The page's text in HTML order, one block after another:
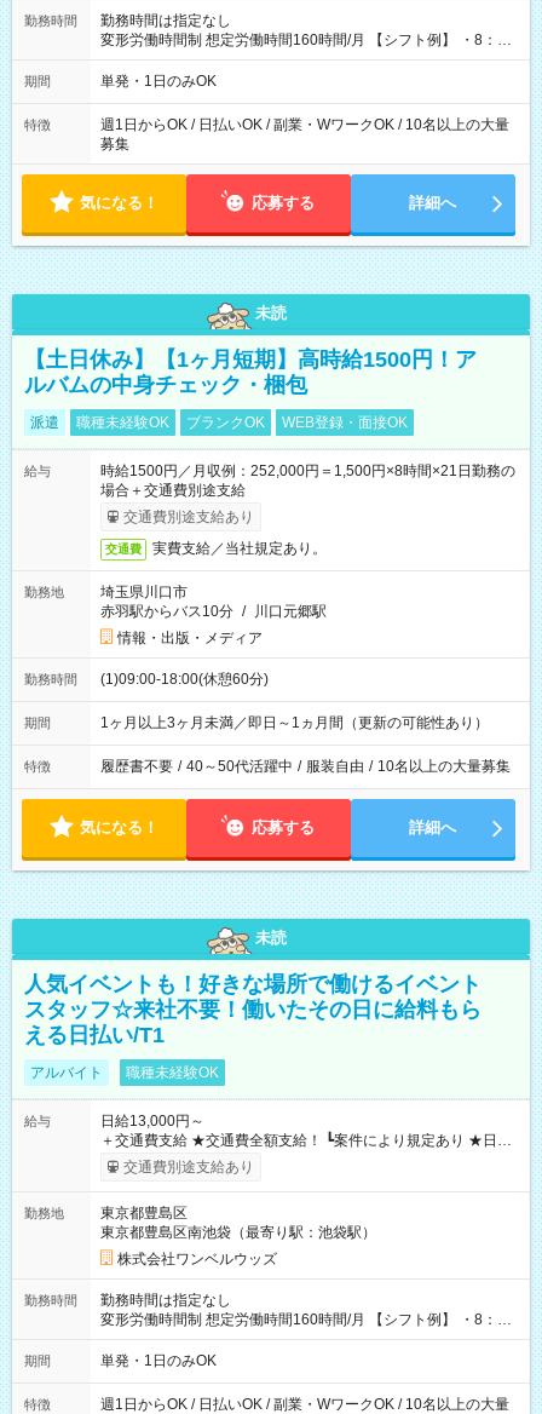
勤務時間
勤務時間は指定なし
変形労働時間制 想定労働時間160時間/月 【シフト例】 ・8：00
～21：00
期間 単発・1日のみOK
特徴
週1日からOK / 日払いOK / 副業・WワークOK / 10名以上の大量
募集
気になる！ 応募する 詳細へ
未読
【土日休み】【1ヶ月短期】高時給1500円！ア
ルバムの中身チェック・梱包
派遣 職種未経験OK ブランクOK WEB登録・面接OK
給与
時給1500円／月収例：252,000円＝1,500円×8時間×21日勤務の
場合＋交通費別途支給
交通費別途支給あり
交通費 実費支給／当社規定あり。
勤務地
埼玉県川口市
赤羽駅からバス10分 / 川口元郷駅
情報・出版・メディア
勤務時間 (1)09:00-18:00(休憩60分)
期間 1ヶ月以上3ヶ月未満／即日～1ヵ月間（更新の可能性あり）
特徴 履歴書不要 / 40～50代活躍中 / 服装自由 / 10名以上の大量募集
気になる！ 応募する 詳細へ
未読
人気イベントも！好きな場所で働けるイベント
スタッフ☆来社不要！働いたその日に給料もら
える日払い/T1
アルバイト 職種未経験OK
給与
日給13,000円～
＋交通費支給 ★交通費全額支給！ ┗案件により規定あり ★日払
いOK！（規定あり） ┗働いたその日に現金GET♪ お仕事後はコ
ンビニATMから 日払い分を引き落とせます！ 【試用期間】試
交通費別途支給あり
勤務地
東京都豊島区
東京都豊島区南池袋（最寄り駅：池袋駅）
株式会社ワンベルウッズ
勤務時間
勤務時間は指定なし
変形労働時間制 想定労働時間160時間/月 【シフト例】 ・8：00
～21：00
期間 単発・1日のみOK
特徴
週1日からOK / 日払いOK / 副業・WワークOK / 10名以上の大量